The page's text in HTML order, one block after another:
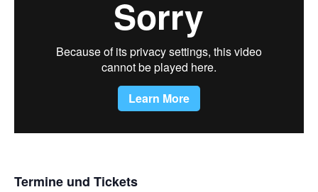
Termine und Tickets